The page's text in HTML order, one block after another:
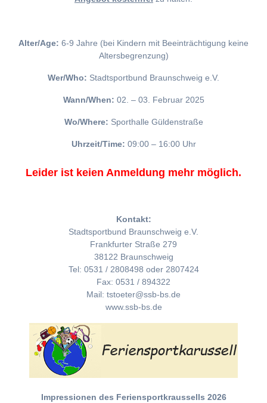
Alter/Age: 6-9 Jahre (bei Kindern mit Beeinträchtigung keine
Altersbegrenzung)
Wer/Who: Stadtsportbund Braunschweig e.V.
Wann/When: 02. – 03. Februar 2025
Wo/Where: Sporthalle Güldenstraße
Uhrzeit/Time: 09:00 – 16:00 Uhr
Leider ist keien Anmeldung mehr möglich.
Kontakt:
Stadtsportbund Braunschweig e.V.
Frankfurter Straße 279
38122 Braunschweig
Tel: 0531 / 2808498 oder 2807424
Fax: 0531 / 894322
Mail: tstoeter@ssb-bs.de
www.ssb-bs.de
Impressionen des Feriensportkraussells 2026